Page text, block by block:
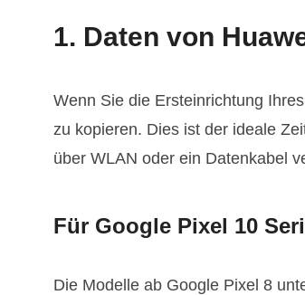
1. Daten von
Wenn Sie die Ersteinrichtung
zu kopieren. Dies ist der ideale
über WLAN oder ein Datenkabel
Für Google Pixel 10
Die Modelle ab Google Pixel 8